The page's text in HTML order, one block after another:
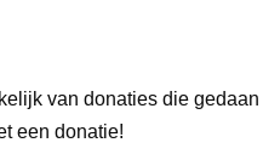
van donaties die
een donatie!